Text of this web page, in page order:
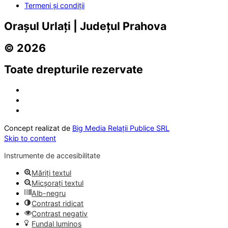
Termeni și condiții
Orașul Urlați | Județul Prahova
© 2026
Toate drepturile rezervate
Concept realizat de Big Media Relații Publice SRL
Skip to content
Instrumente de accesibilitate
Măriți textul
Micșorați textul
Alb-negru
Contrast ridicat
Contrast negativ
Fundal luminos